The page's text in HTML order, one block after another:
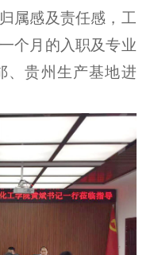
属感及责任感，工
个月的入职及专业
、贵州生产基地进